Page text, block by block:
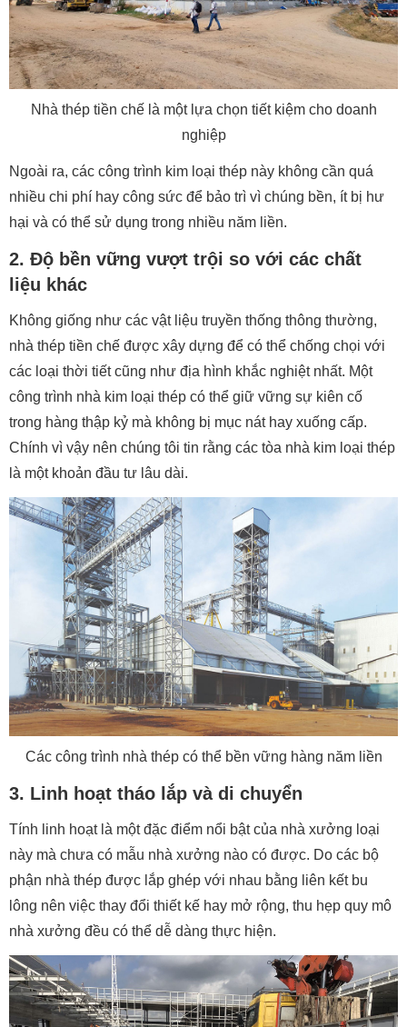
Nhà thép tiền chế là một lựa chọn tiết kiệm cho doanh
nghiệp
Ngoài ra, các công trình kim loại thép này không cần quá
nhiều chi phí hay công sức để bảo trì vì chúng bền, ít bị hư
hại và có thể sử dụng trong nhiều năm liền.
2. Độ bền vững vượt trội so với các chất
liệu khác
Không giống như các vật liệu truyền thống thông thường,
nhà thép tiền chế được xây dựng để có thể chống chọi với
các loại thời tiết cũng như địa hình khắc nghiệt nhất. Một
công trình nhà kim loại thép có thể giữ vững sự kiên cố
trong hàng thập kỷ mà không bị mục nát hay xuống cấp.
Chính vì vậy nên chúng tôi tin rằng các tòa nhà kim loại thép
là một khoản đầu tư lâu dài.
Các công trình nhà thép có thể bền vững hàng năm liền
3. Linh hoạt tháo lắp và di chuyển
Tính linh hoạt là một đặc điểm nổi bật của nhà xưởng loại
này mà chưa có mẫu nhà xưởng nào có được. Do các bộ
phận nhà thép được lắp ghép với nhau bằng liên kết bu
lông nên việc thay đổi thiết kế hay mở rộng, thu hẹp quy mô
nhà xưởng đều có thể dễ dàng thực hiện.